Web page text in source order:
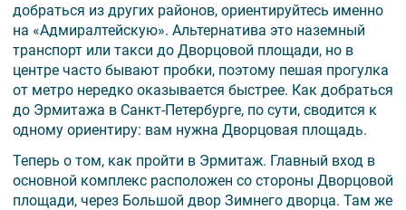
добраться из других районов, ориентируйтесь именно
на «Адмиралтейскую». Альтернатива это наземный
транспорт или такси до Дворцовой площади, но в
центре часто бывают пробки, поэтому пешая прогулка
от метро нередко оказывается быстрее. Как добраться
до Эрмитажа в Санкт-Петербурге, по сути, сводится к
одному ориентиру: вам нужна Дворцовая площадь.
Теперь о том, как пройти в Эрмитаж. Главный вход в
основной комплекс расположен со стороны Дворцовой
площади, через Большой двор Зимнего дворца. Там же